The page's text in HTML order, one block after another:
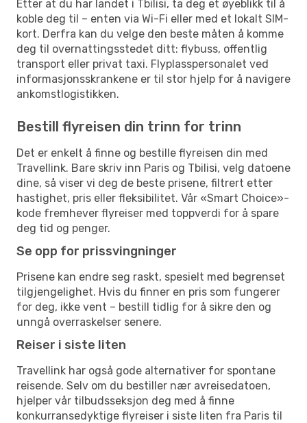
Etter at du har landet i Tbilisi, ta deg et øyeblikk til å
koble deg til – enten via Wi-Fi eller med et lokalt SIM-
kort. Derfra kan du velge den beste måten å komme
deg til overnattingsstedet ditt: flybuss, offentlig
transport eller privat taxi. Flyplasspersonalet ved
informasjonsskrankene er til stor hjelp for å navigere
ankomstlogistikken.
Bestill flyreisen din trinn for trinn
Det er enkelt å finne og bestille flyreisen din med
Travellink. Bare skriv inn Paris og Tbilisi, velg datoene
dine, så viser vi deg de beste prisene, filtrert etter
hastighet, pris eller fleksibilitet. Vår «Smart Choice»-
kode fremhever flyreiser med toppverdi for å spare
deg tid og penger.
Se opp for prissvingninger
Prisene kan endre seg raskt, spesielt med begrenset
tilgjengelighet. Hvis du finner en pris som fungerer
for deg, ikke vent – bestill tidlig for å sikre den og
unngå overraskelser senere.
Reiser i siste liten
Travellink har også gode alternativer for spontane
reisende. Selv om du bestiller nær avreisedatoen,
hjelper vår tilbudsseksjon deg med å finne
konkurransedyktige flyreiser i siste liten fra Paris til